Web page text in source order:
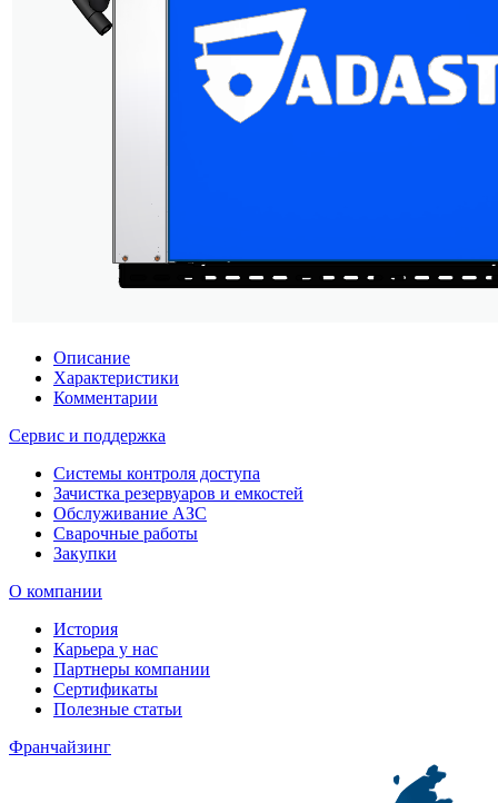
Описание
Характеристики
Комментарии
Сервис и поддержка
Системы контроля доступа
Зачистка резервуаров и емкостей
Обслуживание АЗС
Сварочные работы
Закупки
О компании
История
Карьера у нас
Партнеры компании
Сертификаты
Полезные статьи
Франчайзинг